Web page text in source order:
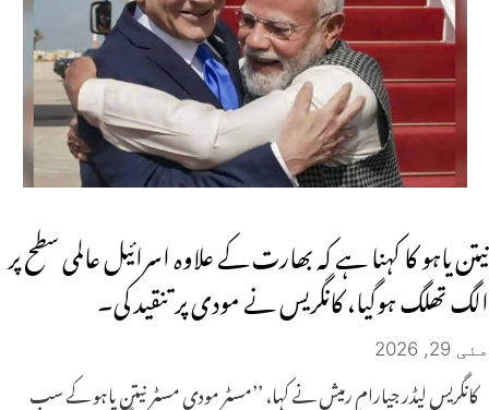
نیتن یاہو کا کہنا ہے کہ بھارت کے علاوہ اسرائیل عالمی سطح پر
الگ تھلگ ہوگیا، کانگریس نے مودی پر تنقید کی۔
مئی 29, 2026
کانگریس لیڈر جیارام رمیش نے کہا، ’’مسٹر مودی مسٹر نیتن یاہو کے سب